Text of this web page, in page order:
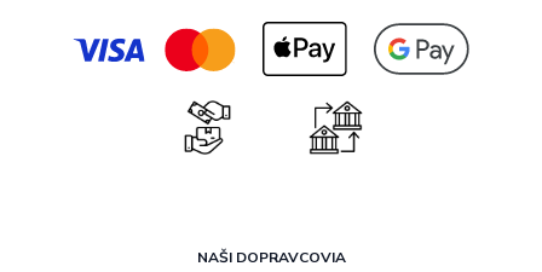
NAŠI DOPRAVCOVIA